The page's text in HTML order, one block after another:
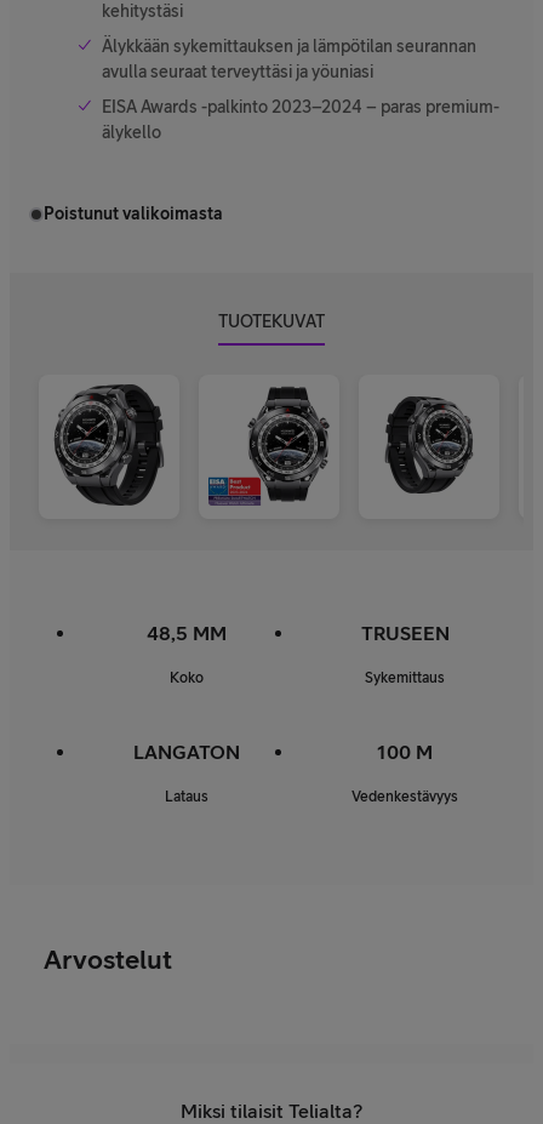
kehitystäsi
Älykkään sykemittauksen ja lämpötilan seurannan
avulla seuraat terveyttäsi ja yöuniasi
EISA Awards -palkinto 2023–2024 – paras premium-
älykello
Poistunut valikoimasta
TUOTEKUVAT
48,5 MM
Koko
TRUSEEN
Sykemittaus
LANGATON
Lataus
100 M
Vedenkestävyys
Arvostelut
Miksi tilaisit Telialta?